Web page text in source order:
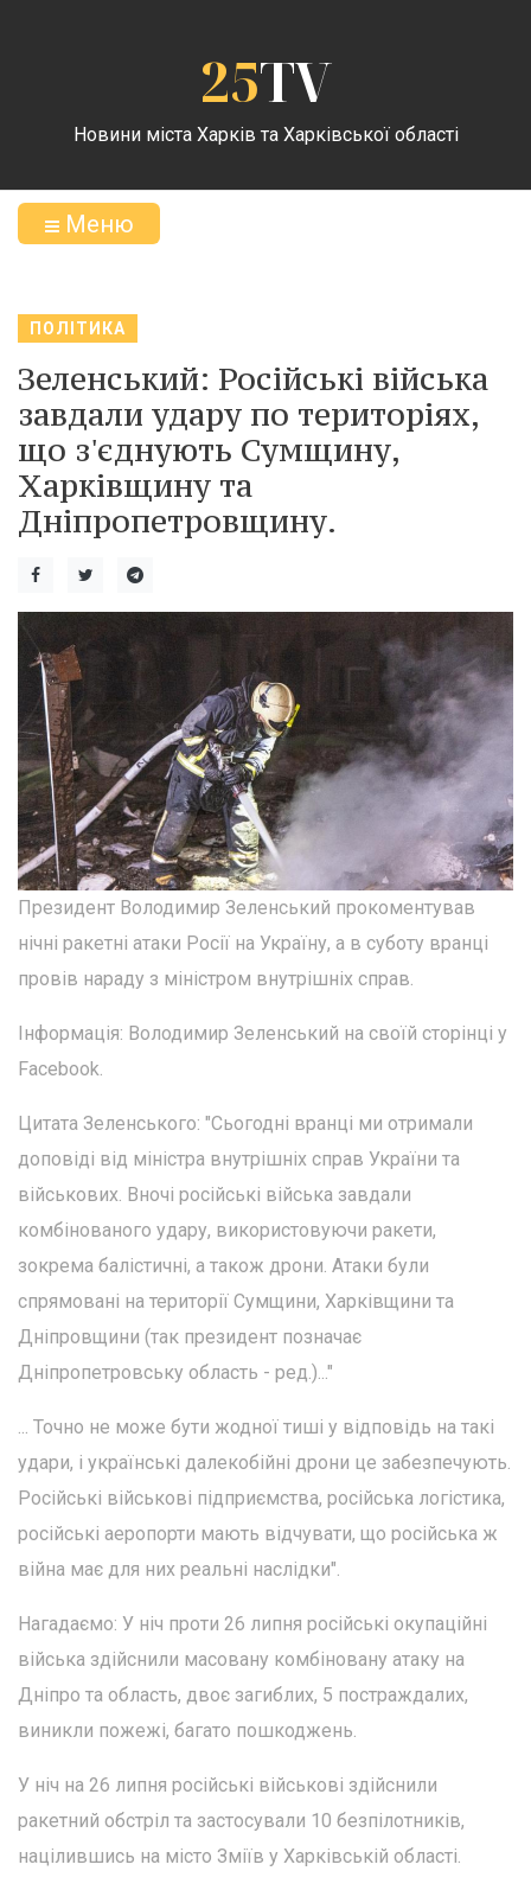
25TV
Новини міста Харків та Харківської області
Меню
ПОЛІТИКА
Зеленський: Російські війська
завдали удару по територіях,
що з'єднують Сумщину,
Харківщину та
Дніпропетровщину.
Президент Володимир Зеленський прокоментував
нічні ракетні атаки Росії на Україну, а в суботу вранці
провів нараду з міністром внутрішніх справ.
Інформація: Володимир Зеленський на своїй сторінці у
Facebook.
Цитата Зеленського: "Сьогодні вранці ми отримали
доповіді від міністра внутрішніх справ України та
військових. Вночі російські війська завдали
комбінованого удару, використовуючи ракети,
зокрема балістичні, а також дрони. Атаки були
спрямовані на території Сумщини, Харківщини та
Дніпровщини (так президент позначає
Дніпропетровську область - ред.)..."
... Точно не може бути жодної тиші у відповідь на такі
удари, і українські далекобійні дрони це забезпечують.
Російські військові підприємства, російська логістика,
російські аеропорти мають відчувати, що російська ж
війна має для них реальні наслідки".
Нагадаємо: У ніч проти 26 липня російські окупаційні
війська здійснили масовану комбіновану атаку на
Дніпро та область, двоє загиблих, 5 постраждалих,
виникли пожежі, багато пошкоджень.
У ніч на 26 липня російські військові здійснили
ракетний обстріл та застосували 10 безпілотників,
націлившись на місто Зміїв у Харківській області.